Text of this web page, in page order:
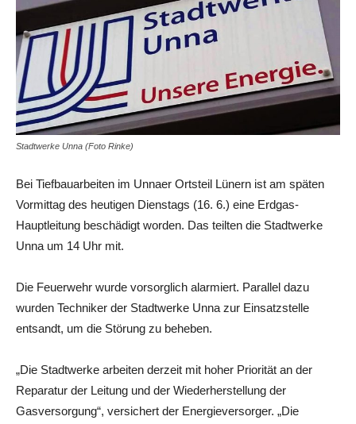
Stadtwerke Unna (Foto Rinke)
Bei Tiefbauarbeiten im Unnaer Ortsteil Lünern ist am späten
Vormittag des heutigen Dienstags (16. 6.) eine Erdgas-
Hauptleitung beschädigt worden. Das teilten die Stadtwerke
Unna um 14 Uhr mit.
Die Feuerwehr wurde vorsorglich alarmiert. Parallel dazu
wurden Techniker der Stadtwerke Unna zur Einsatzstelle
entsandt, um die Störung zu beheben.
„Die Stadtwerke arbeiten derzeit mit hoher Priorität an der
Reparatur der Leitung und der Wiederherstellung der
Gasversorgung“, versichert der Energieversorger. „Die